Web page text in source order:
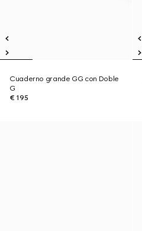
Cuaderno grande GG con Doble
G
€ 195